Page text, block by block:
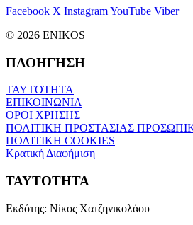
Facebook X InstagramYouTube Viber
© 2026 ENIKOS
ΠΛΟΗΓΗΣΗ
ΤΑΥΤΟΤΗΤΑ
ΕΠΙΚΟΙΝΩΝΙΑ
ΟΡΟΙ ΧΡΗΣΗΣ
ΠΟΛΙΤΙΚΗ ΠΡΟΣΤΑΣΙΑΣ
ΠΟΛΙΤΙΚΗ COOKIES
Κρατική Διαφήμιση
ΤΑΥΤΟΤΗΤΑ
Εκδότης: Νίκος Χατζηνικολάου